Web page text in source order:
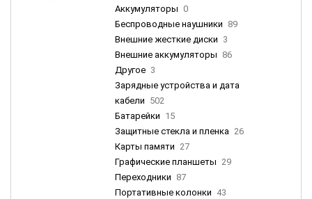
Аккумуляторы 0
Беспроводные наушники 89
Внешние жесткие диски 3
Внешние аккумуляторы 86
Другое 3
Зарядные устройства и дата
кабели 502
Батарейки 15
Защитные стекла и пленка 26
Карты памяти 27
Графические планшеты 29
Переходники 87
Портативные колонки 43